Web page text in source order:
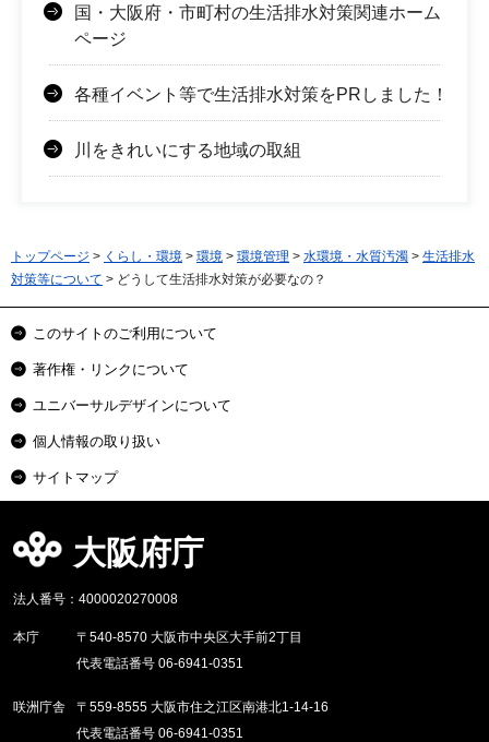
国・大阪府・市町村の生活排水対策関連ホーム
ページ
各種イベント等で生活排水対策をPRしました！
川をきれいにする地域の取組
トップページ > くらし・環境 > 環境 > 環境管理 > 水環境・水質汚濁 > 生活排水
対策等について > どうして生活排水対策が必要なの？
このサイトのご利用について
著作権・リンクについて
ユニバーサルデザインについて
個人情報の取り扱い
サイトマップ
大阪府庁
法人番号：4000020270008
本庁
〒540-8570 大阪市中央区大手前2丁目
代表電話番号 06-6941-0351
咲洲庁舎
〒559-8555 大阪市住之江区南港北1-14-16
代表電話番号 06-6941-0351